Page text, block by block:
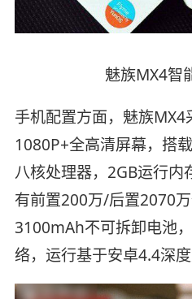
魅族MX4智
手机配置方面，魅族
1080P+全高清屏幕，搭
八核处理器，2GB运行内
有前置200万/后置2070
3100mAh不可拆卸电池
络，运行基于安卓4.4深